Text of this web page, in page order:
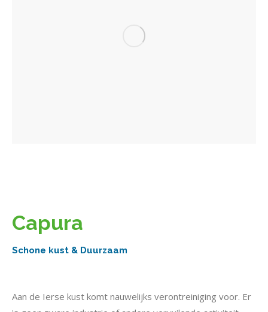
Capura
Schone kust & Duurzaam
Aan de Ierse kust komt nauwelijks verontreiniging voor. Er